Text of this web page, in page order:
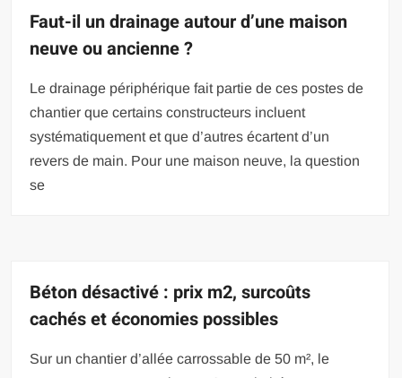
Faut-il un drainage autour d’une maison
neuve ou ancienne ?
Le drainage périphérique fait partie de ces postes de
chantier que certains constructeurs incluent
systématiquement et que d’autres écartent d’un
revers de main. Pour une maison neuve, la question
se
Béton désactivé : prix m2, surcoûts
cachés et économies possibles
Sur un chantier d’allée carrossable de 50 m², le